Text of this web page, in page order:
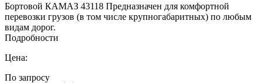
Бортовой КАМАЗ 43118 Предназначен для комфортной
перевозки грузов (в том числе крупногабаритных) по любым
видам дорог.
Подробности
Цена:
По запросу